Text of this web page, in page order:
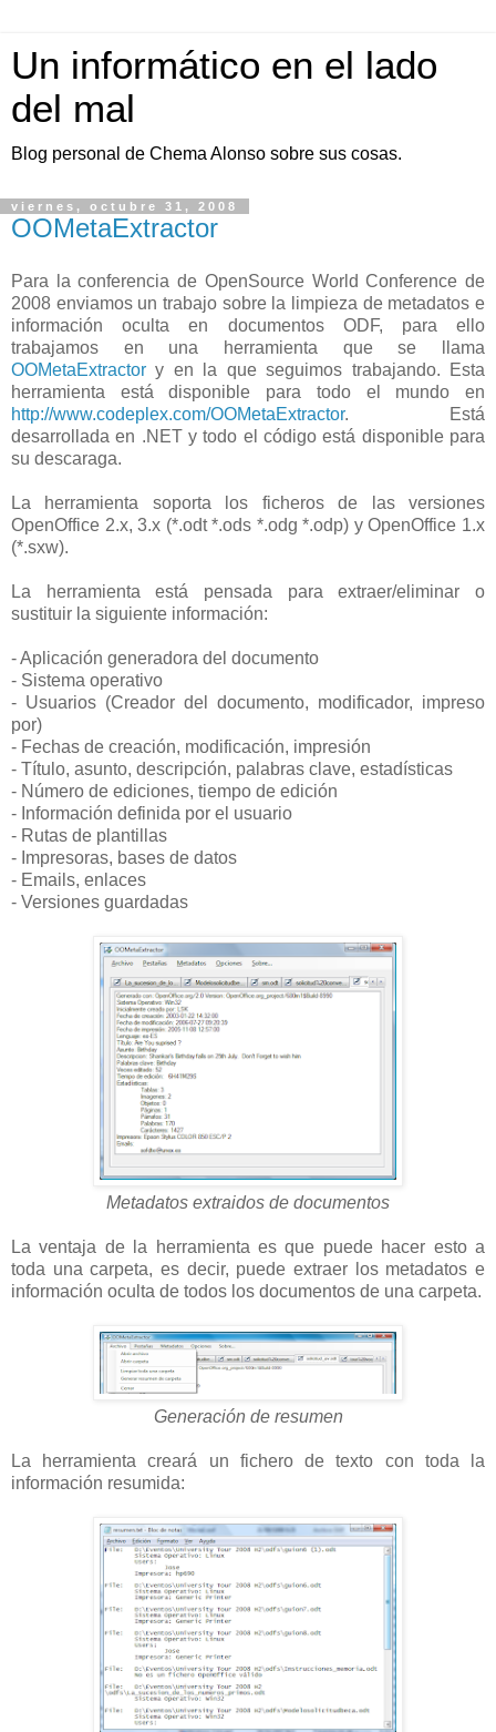
Un informático en el lado
del mal
Blog personal de Chema Alonso sobre sus cosas.
viernes, octubre 31, 2008
OOMetaExtractor
Para la conferencia de OpenSource World Conference de
2008 enviamos un trabajo sobre la limpieza de metadatos e
información oculta en documentos ODF, para ello
trabajamos en una herramienta que se llama
OOMetaExtractor y en la que seguimos trabajando. Esta
herramienta está disponible para todo el mundo en
http://www.codeplex.com/OOMetaExtractor. Está
desarrollada en .NET y todo el código está disponible para
su descaraga.
La herramienta soporta los ficheros de las versiones
OpenOffice 2.x, 3.x (*.odt *.ods *.odg *.odp) y OpenOffice 1.x
(*.sxw).
La herramienta está pensada para extraer/eliminar o
sustituir la siguiente información:
- Aplicación generadora del documento
- Sistema operativo
- Usuarios (Creador del documento, modificador, impreso
por)
- Fechas de creación, modificación, impresión
- Título, asunto, descripción, palabras clave, estadísticas
- Número de ediciones, tiempo de edición
- Información definida por el usuario
- Rutas de plantillas
- Impresoras, bases de datos
- Emails, enlaces
- Versiones guardadas
Metadatos extraidos de documentos
La ventaja de la herramienta es que puede hacer esto a
toda una carpeta, es decir, puede extraer los metadatos e
información oculta de todos los documentos de una carpeta.
Generación de resumen
La herramienta creará un fichero de texto con toda la
información resumida: